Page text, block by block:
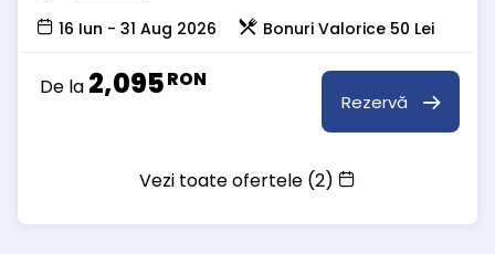
16 Iun - 31 Aug 2026
Bonuri Valorice 50 Lei
De la 2,095RON
Rezervă
Vezi toate ofertele (2)